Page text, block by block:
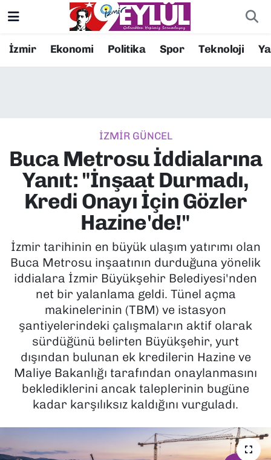
İzmir Ekonomi Politika Spor Teknoloji
İZMİR GÜNCEL
Buca Metrosu İddialarına
Yanıt: "İnşaat Durmadı,
Kredi Onayı İçin Gözler
Hazine'de!"
İzmir tarihinin en büyük ulaşım yatırımı olan
Buca Metrosu inşaatının durduğuna yönelik
iddialara İzmir Büyükşehir Belediyesi'nden
net bir yalanlama geldi. Tünel açma
makinelerinin (TBM) ve istasyon
şantiyelerindeki çalışmaların aktif olarak
sürdüğünü belirten Büyükşehir, yurt
dışından bulunan ek kredilerin Hazine ve
Maliye Bakanlığı tarafından onaylanmasını
beklediklerini ancak taleplerinin bugüne
kadar karşılıksız kaldığını vurguladı.
Resmi İlanlar
EKONOMİ
KÜLTÜR SANAT
MAGAZİN
POLİTİKA
SAĞLIK
SPOR
TEKNOLOJİ
YAŞAM
Konak Nöbetçi Eczaneler
Süper Lig Puan Durumu ve Fikstür
Tüm Manşetler
Son Dakika Haberleri
Haber Arşivi